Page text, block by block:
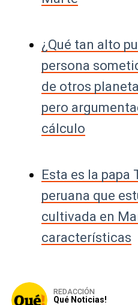
¿Qué tan alto
persona
de otros
pero
cálculo
Esta es la papa
peruana que
cultivada en
características
REDACCIÓN
Qué Noticias!